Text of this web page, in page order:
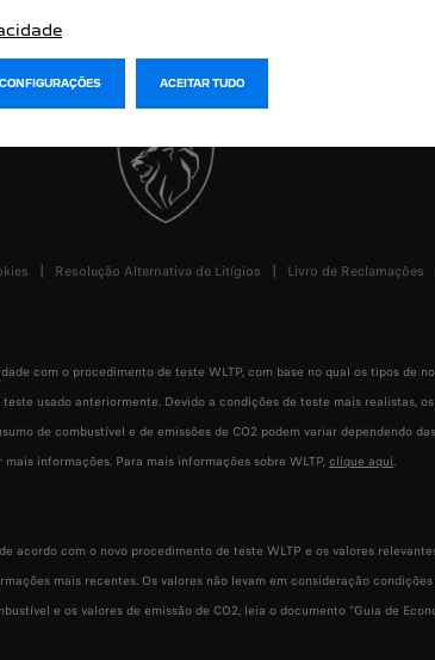
Resolução Alternativa de Litígios Livro de Reclamações
com o procedimento de teste WLTP, com base no qual os tipos de
usado anteriormente. Devido a condições de teste mais realistas,
de combustível e de emissões de CO2 podem variar dependendo
informações. Para mais informações sobre WLTP, clique aqui.
acordo com o novo procedimento de teste WLTP e os valores
mais recentes. Os valores não levam em consideração
e os valores de emissão de CO2, leia o documento "Guia de
ACEITAR TUDO